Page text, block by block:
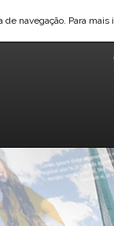
navegação. Para mais